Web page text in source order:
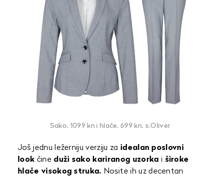
Sako, 1099 kn i hlače, 699 kn, s.Oliver
Još jednu ležerniju verziju za idealan poslovni
look čine duži sako kariranog uzorka i široke
hlače visokog struka. Nosite ih uz decentan